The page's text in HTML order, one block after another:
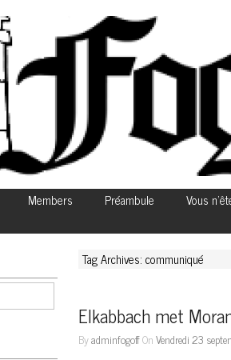
Members Préambule
Vous
Tag Archives: communiqué
Elkabbach met
ByadminfogoffOnVendredi 23